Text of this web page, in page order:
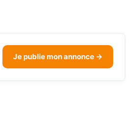
Je publie mon annonce →